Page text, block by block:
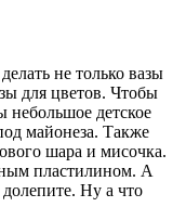
не только вазы
для цветов. Чтобы
небольшое детское
майонеза. Также
шара и мисочка.
пластилином. А
Ну а что